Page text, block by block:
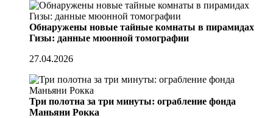
Обнаружены новые тайные комнаты в пирамидах
Гизы: данные мюонной томографии
27.04.2026
Три полотна за три минуты: ограбление фонда
Маньяни Рокка